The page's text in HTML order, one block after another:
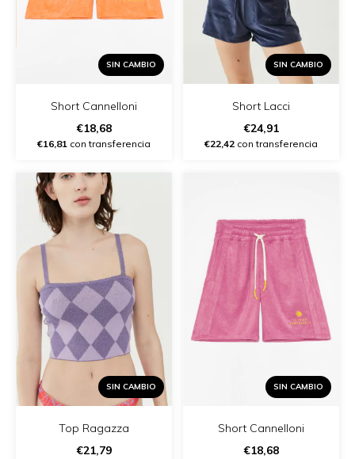
SIN CAMBIO
Short Cannelloni
€18,68
€16,81 con transferencia
SIN CAMBIO
Short Lacci
€24,91
€22,42 con transferencia
SIN CAMBIO
Top Ragazza
€21,79
SIN CAMBIO
Short Cannelloni
€18,68